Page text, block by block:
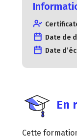
En
Cette
Date de
Date